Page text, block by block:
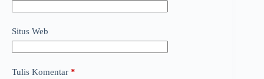
Situs Web
Tulis Komentar *